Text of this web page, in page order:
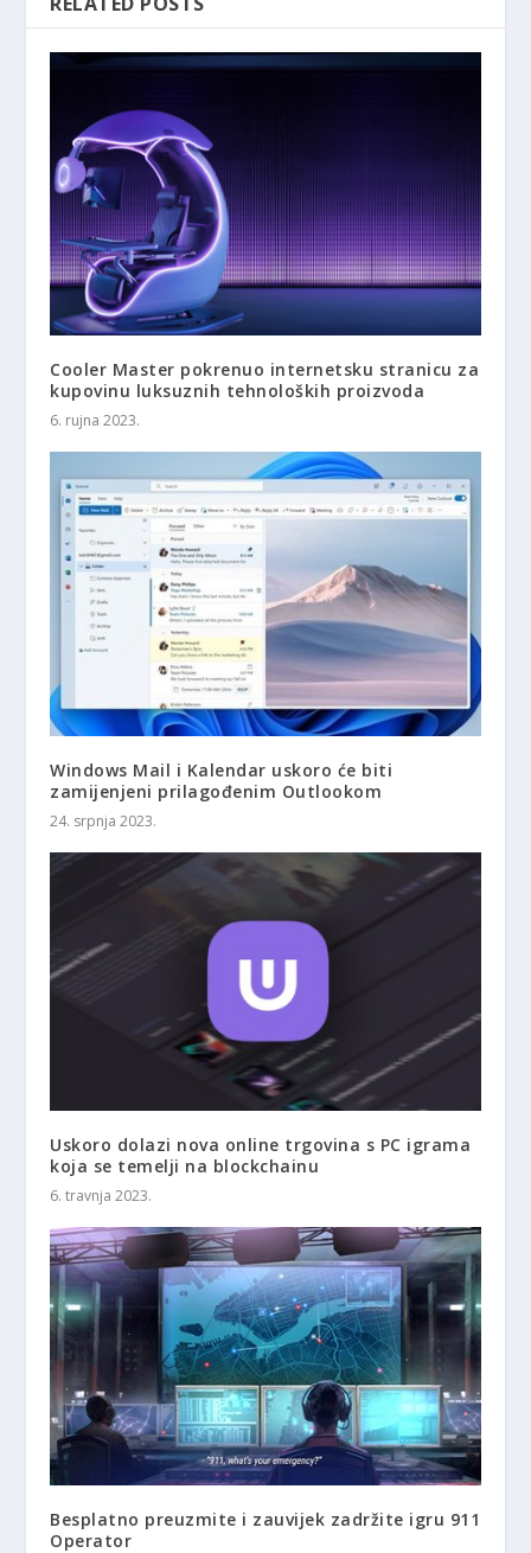
Cooler Master pokrenuo internetsku stranicu za
kupovinu luksuznih tehnoloških proizvoda
6. rujna 2023.
Windows Mail i Kalendar uskoro će biti
zamijenjeni prilagođenim Outlookom
24. srpnja 2023.
Uskoro dolazi nova online trgovina s PC igrama
koja se temelji na blockchainu
6. travnja 2023.
Besplatno preuzmite i zauvijek zadržite igru 911
Operator